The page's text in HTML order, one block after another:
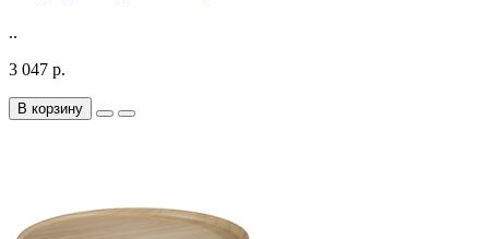
..
3 047 р.
В корзину